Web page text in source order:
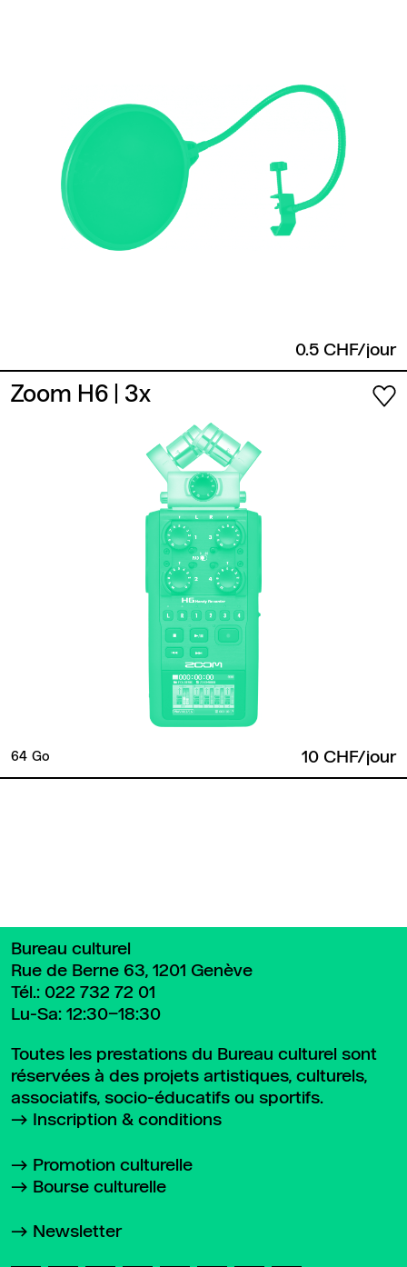
0.5 CHF/jour
Zoom H6 | 3x
64 Go 10 CHF/jour
Bureau culturel
Rue de Berne 63, 1201 Genève
Tél.: 022 732 72 01
Lu-Sa: 12:30–18:30
Toutes les prestations du Bureau culturel sont
réservées à des projets artistiques, culturels,
associatifs, socio-éducatifs ou sportifs.
Inscription & conditions
Promotion culturelle
Bourse culturelle
Newsletter